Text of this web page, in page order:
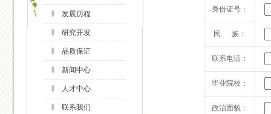
发展历程
研究开发
品质保证
新闻中心
人才中心
联系我们
身份证号：
民 族：
联系电话：
毕业院校：
政治面貌：